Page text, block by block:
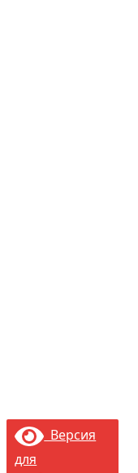
Версия
для